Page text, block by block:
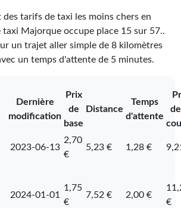
des tarifs de taxi les moins chers en
taxi Majorque occupe place 15 sur 57..
un trajet aller simple de 8 kilomètres
un temps d'attente de 5 minutes.
Dernière
modification
Prix
de
base
Distance
Temps
d'attente
2023-06-13
2,70
€
5,23 € 1,28 €
2024-01-01
1,75
€
7,52 € 2,00 €
€